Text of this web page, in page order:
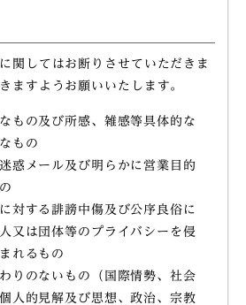
関してはお断りさせていただきま
ますようお願いいたします。
もの及び所感、雑感等具体的な
もの
惑メール及び明らかに営業目的
対する誹謗中傷及び公序良俗に
又は団体等のプライバシーを侵
れるもの
りのないもの（国際情勢、社会
人的見解及び思想、政治、宗教